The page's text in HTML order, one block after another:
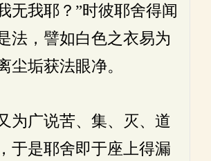
无我耶？”时彼耶舍得闻
法，譬如白色之衣易为
尘垢获法眼净。
为广说苦、集、灭、道
于是耶舍即于座上得漏